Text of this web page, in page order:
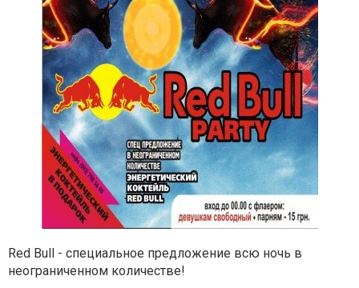
Red Bull - специальное предложение всю ночь в
неограниченном количестве!